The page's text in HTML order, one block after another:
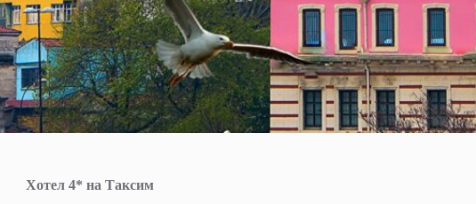
Хотел 4* на Таксим